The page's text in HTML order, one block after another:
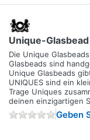
Unique-
Die Unique
Glasbeads sind
Unique Glasbeads
UNIQUES sind ein
Trage Uniques
deinen einzigartigen
Geben